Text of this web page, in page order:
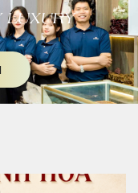
LUXURY